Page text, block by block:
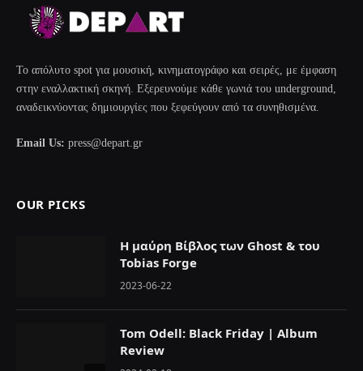
Το απόλυτο spot για μουσική, κινηματογράφο και σειρές, με έμφαση
στην εναλλακτική σκηνή. Εξερευνούμε κάθε γωνιά του underground,
αναδεικνύοντας δημιουργίες που ξεφεύγουν από τα συνηθισμένα.
Email Us: press@depart.gr
OUR PICKS
Η μαύρη Βίβλος των Ghost & του
Tobias Forge
2023-06-22
Tom Odell: Black Friday | Album
Review